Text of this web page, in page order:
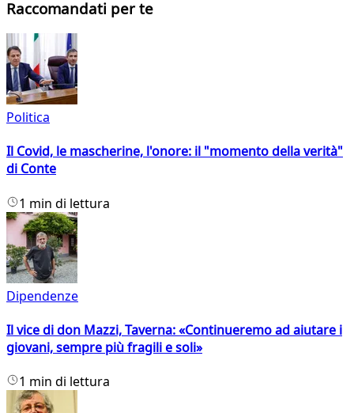
Raccomandati per te
Politica
Il Covid, le mascherine, l'onore: il "momento della verità"
di Conte
1 min di lettura
Dipendenze
Il vice di don Mazzi, Taverna: «Continueremo ad aiutare i
giovani, sempre più fragili e soli»
1 min di lettura